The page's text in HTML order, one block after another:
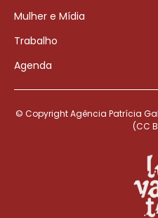
Mulher e Mídia
Trabalho
Agenda
© Copyright Agência Patrícia
(CC